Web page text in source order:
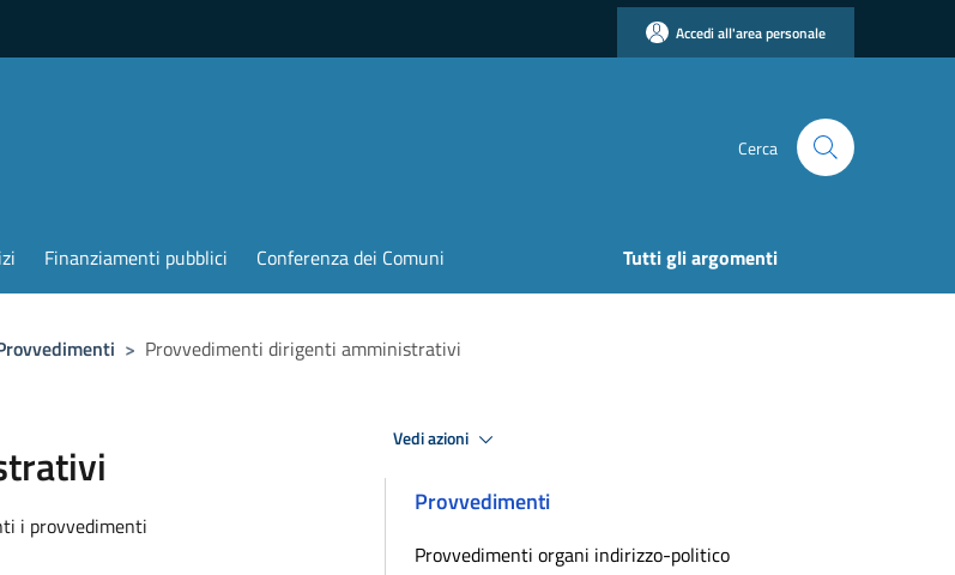
Accedi all'area personale
Cerca
Finanziamenti pubblici Conferenza dei Comuni Tutti gli argomenti
> Provvedimenti dirigenti amministrativi
i provvedimenti
Vedi azioni
Provvedimenti
Provvedimenti organi indirizzo-politico